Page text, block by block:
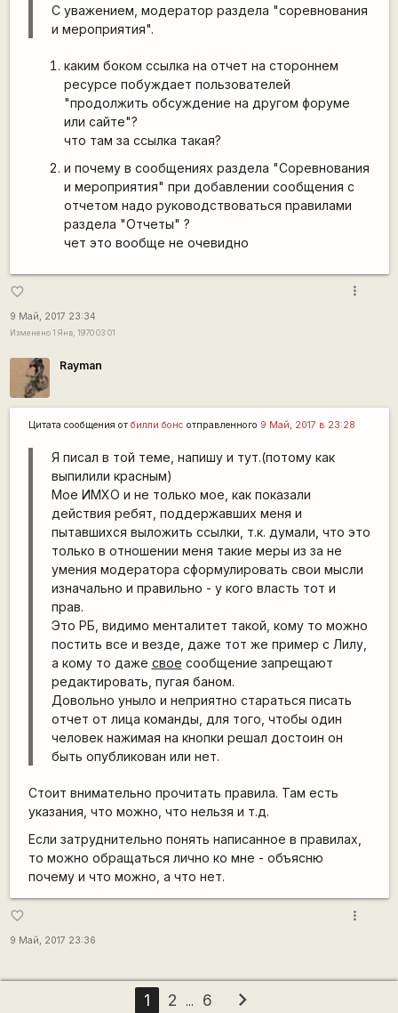
С уважением, модератор раздела "соревнования
и мероприятия".
каким боком ссылка на отчет на стороннем
ресурсе побуждает пользователей
"продолжить обсуждение на другом форуме
или сайте"?
что там за ссылка такая?
и почему в сообщениях раздела "Соревнования
и мероприятия" при добавлении сообщения с
отчетом надо руководствоваться правилами
раздела "Отчеты" ?
чет это вообще не очевидно
favorite_border
9 Май, 2017 23:34
Изменено 1 Янв, 1970 03:01
more_vert
Rаyman
Цитата сообщения от билли бонс отправленного 9 Май, 2017 в 23:28
Я писал в той теме, напишу и тут.(потому как
выпилили красным)
Мое ИМХО и не только мое, как показали
действия ребят, поддержавших меня и
пытавшихся выложить ссылки, т.к. думали, что это
только в отношении меня такие меры из за не
умения модератора сформулировать свои мысли
изначально и правильно - у кого власть тот и
прав.
Это РБ, видимо менталитет такой, кому то можно
постить все и везде, даже тот же пример с Лилу,
а кому то даже свое сообщение запрещают
редактировать, пугая баном.
Довольно уныло и неприятно стараться писать
отчет от лица команды, для того, чтобы один
человек нажимая на кнопки решал достоин он
быть опубликован или нет.
Стоит внимательно прочитать правила. Там есть
указания, что можно, что нельзя и т.д.
Если затруднительно понять написанное в правилах,
то можно обращаться лично ко мне - объясню
почему и что можно, а что нет.
favorite_border
9 Май, 2017 23:36
more_vert
1 2 ... 6 chevron_right